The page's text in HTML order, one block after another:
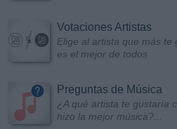
Votaciones Artistas
Elige al artista que más
es el mejor de todos
Preguntas de Música
¿A qué artista te gustaría
hizo la mejor música?...